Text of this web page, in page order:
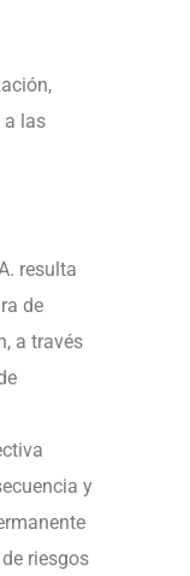
a las
resulta
de
a través
y
riesgos